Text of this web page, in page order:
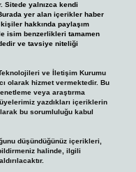
Sitede yalnızca kendi
Burada yer alan içerikler haber
hakkında paylaşım
isim benzerlikleri tamamen
ve tavsiye niteliği
ve İletişim Kurumu
olarak hizmet vermektedir. Bu
veya araştırma
yazdıkları içeriklerin
bu sorumluluğu kabul
düşündüğünüz içerikleri,
halinde, ilgili